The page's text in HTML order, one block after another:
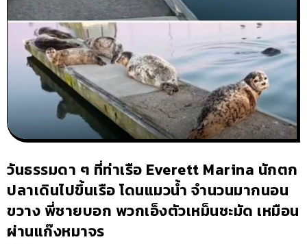
วันธรรมดา ๆ ที่ท่าเรือ Everett Marina นักตก
ปลาเดินไปขึ้นเรือ โดนแมวน้ำ จำนวนมากนอน
ขวาง พี่ชายบอก พวกเอ็งตัวเหม็นชะมัด เหมือน
ผ่านแก๊งหมาจร